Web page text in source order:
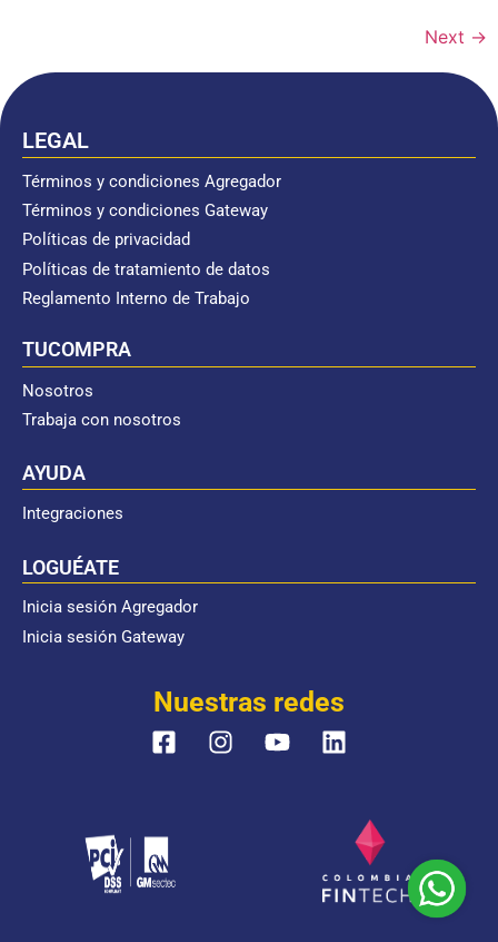
Next →
LEGAL
Términos y condiciones Agregador
Términos y condiciones Gateway
Políticas de privacidad
Políticas de tratamiento de datos
Reglamento Interno de Trabajo
TUCOMPRA
Nosotros
Trabaja con nosotros
AYUDA
Integraciones
LOGUÉATE
Inicia sesión Agregador
Inicia sesión Gateway
Nuestras redes